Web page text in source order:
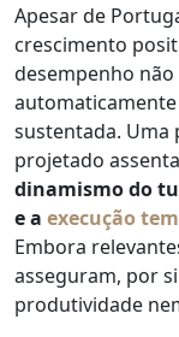
Apesar de
crescimento
desempenho
sustentada. Uma
projetado
dinamismo do
e a execução
Embora
asseguram, por
produtividade